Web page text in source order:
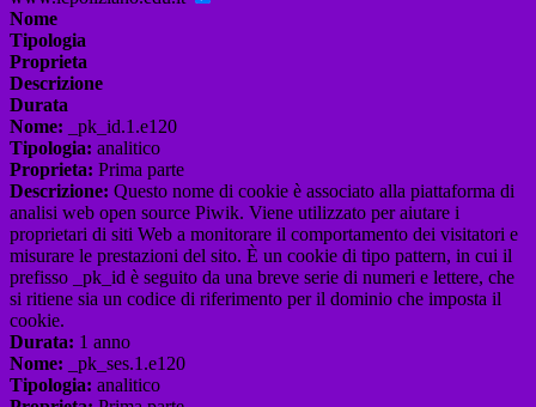
Nome
Tipologia
Proprieta
Descrizione
Durata
Nome: _pk_id.1.e120
Tipologia: analitico
Proprieta: Prima parte
Descrizione: Questo nome di cookie è associato alla piattaforma di
analisi web open source Piwik. Viene utilizzato per aiutare i
proprietari di siti Web a monitorare il comportamento dei visitatori e
misurare le prestazioni del sito. È un cookie di tipo pattern, in cui il
prefisso _pk_id è seguito da una breve serie di numeri e lettere, che
si ritiene sia un codice di riferimento per il dominio che imposta il
cookie.
Durata: 1 anno
Nome: _pk_ses.1.e120
Tipologia: analitico